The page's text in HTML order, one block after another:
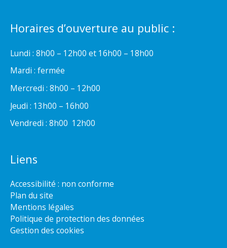
Horaires d’ouverture au public :
Lundi : 8h00 – 12h00 et 16h00 – 18h00
Mardi : fermée
Mercredi : 8h00 – 12h00
Jeudi : 13h00 – 16h00
Vendredi : 8h00  12h00
Liens
Accessibilité : non conforme
Plan du site
Mentions légales
Politique de protection des données
Gestion des cookies